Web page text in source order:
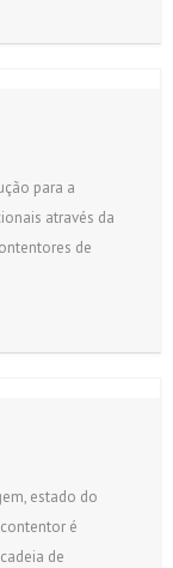
para a
através da
de
estado do
é
de